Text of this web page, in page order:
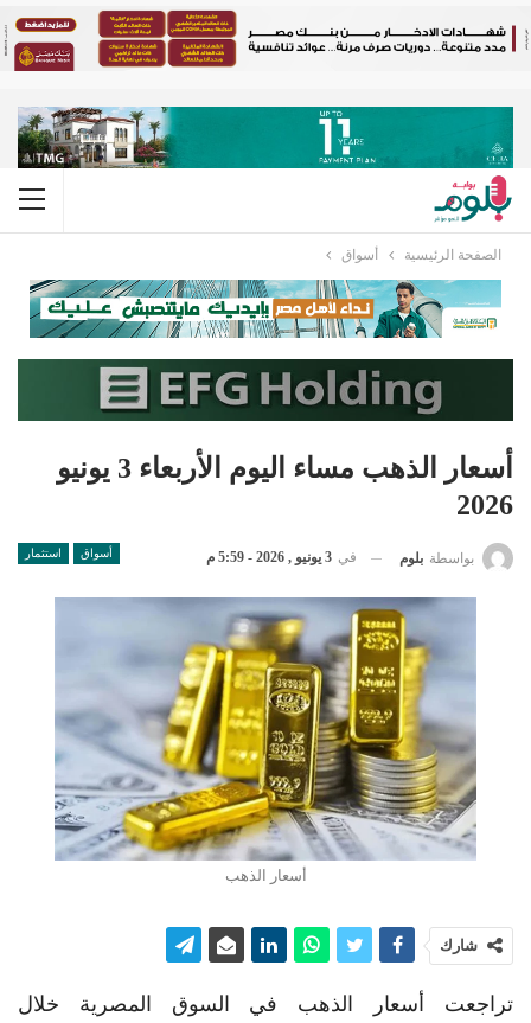
الصفحة الرئيسية أسواق
أسعار الذهب مساء اليوم الأربعاء 3 يونيو
2026
أسواق استثمار بواسطة بلوم في 3 يونيو , 2026 - 5:59 م
أسعار الذهب
شارك
تراجعت أسعار الذهب في السوق المصرية خلال